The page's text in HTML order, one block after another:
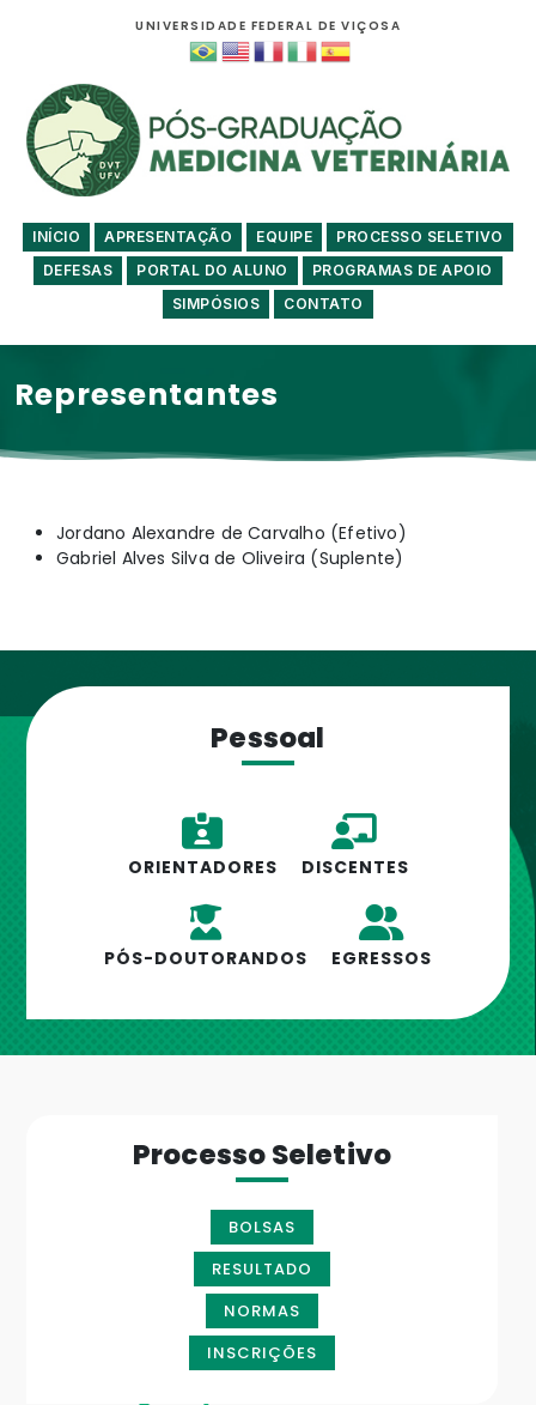
UNIVERSIDADE FEDERAL DE VIÇOSA
INÍCIO APRESENTAÇÃO EQUIPE
PROCESSO SELETIVO
DEFESAS
PORTAL DO ALUNO
PROGRAMAS DE APOIO
SIMPÓSIOS
CONTATO
Representantes
Jordano Alexandre de Carvalho (Efetivo)
Gabriel Alves Silva de Oliveira (Suplente)
Pessoal
ORIENTADORES DISCENTES
PÓS-DOUTORANDOS EGRESSOS
Processo Seletivo
BOLSAS
RESULTADO
NORMAS
INSCRIÇÕES